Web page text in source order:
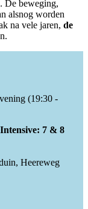
De beweging,
alsnog worden
na vele jaren, de
(19:30 -
7 & 8
Heereweg